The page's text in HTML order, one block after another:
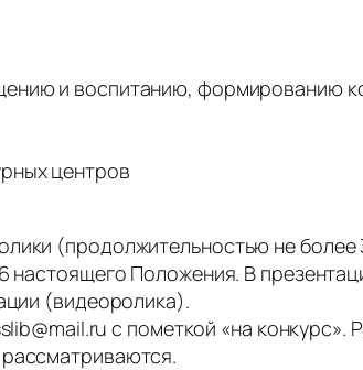
и воспитанию, формированию
центров
(продолжительностью не более
Положения. В
(видеоролика).
с пометкой «на конкурс».